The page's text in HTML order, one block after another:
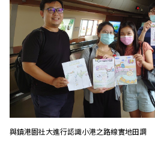
與鎮港園社大進行認識小港之路線實地田調